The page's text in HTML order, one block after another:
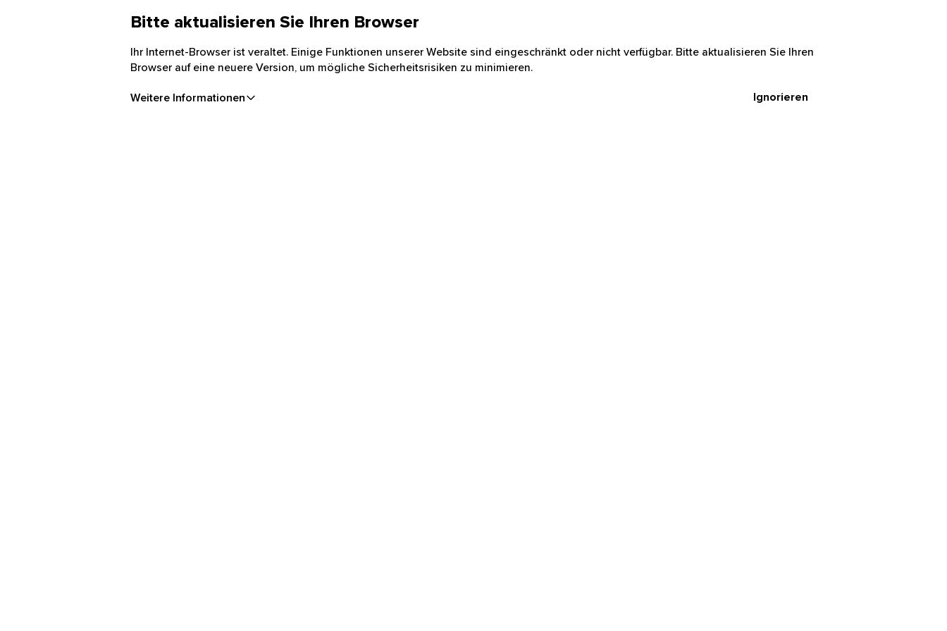
Bitte aktualisieren Sie Ihren Browser
Ihr Internet-Browser ist veraltet. Einige Funktionen unserer Website sind eingeschränkt oder nicht verfügbar. Bitte aktualisieren Sie Ihren
Browser auf eine neuere Version, um mögliche Sicherheitsrisiken zu minimieren.
Weitere Informationen Ignorieren